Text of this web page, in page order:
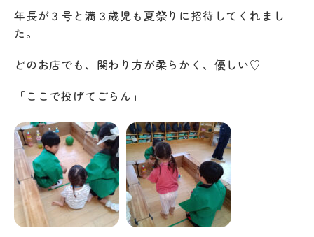
年長が３号と満３歳児も夏祭りに招待してくれまし
た。
どのお店でも、関わり方が柔らかく、優しい♡
「ここで投げてごらん」